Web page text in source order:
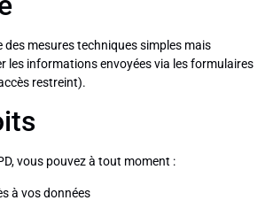
des mesures techniques simples mais
les informations envoyées via les formulaires
restreint).
vous pouvez à tout moment :
à vos données